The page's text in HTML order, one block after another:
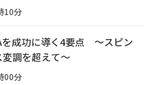
10分
を成功に導く4要点 ～スピン
変調を超えて～
00分